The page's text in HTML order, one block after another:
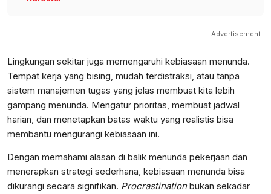
Advertisement
Lingkungan sekitar juga memengaruhi kebiasaan menunda.
Tempat kerja yang bising, mudah terdistraksi, atau tanpa
sistem manajemen tugas yang jelas membuat kita lebih
gampang menunda. Mengatur prioritas, membuat jadwal
harian, dan menetapkan batas waktu yang realistis bisa
membantu mengurangi kebiasaan ini.
Dengan memahami alasan di balik menunda pekerjaan dan
menerapkan strategi sederhana, kebiasaan menunda bisa
dikurangi secara signifikan. Procrastinationbukan sekadar